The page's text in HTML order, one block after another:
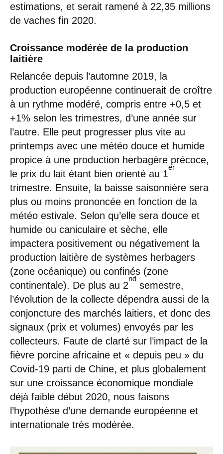
estimations, et serait ramené à 22,35 millions
de vaches fin 2020.
Croissance modérée de la production
laitière
Relancée depuis l’automne 2019, la
production européenne continuerait de croître
à un rythme modéré, compris entre +0,5 et
+1% selon les trimestres, d’une année sur
l’autre. Elle peut progresser plus vite au
printemps avec une météo douce et humide
propice à une production herbagère précoce,
le prix du lait étant bien orienté au 1
er
trimestre. Ensuite, la baisse saisonnière sera
plus ou moins prononcée en fonction de la
météo estivale. Selon qu’elle sera douce et
humide ou caniculaire et sèche, elle
impactera positivement ou négativement la
production laitière de systèmes herbagers
(zone océanique) ou confinés (zone
continentale). De plus au 2
nd
semestre,
l’évolution de la collecte dépendra aussi de la
conjoncture des marchés laitiers, et donc des
signaux (prix et volumes) envoyés par les
collecteurs. Faute de clarté sur l’impact de la
fièvre porcine africaine et « depuis peu » du
Covid-19 parti de Chine, et plus globalement
sur une croissance économique mondiale
déjà faible début 2020, nous faisons
l’hypothèse d’une demande européenne et
internationale très modérée.